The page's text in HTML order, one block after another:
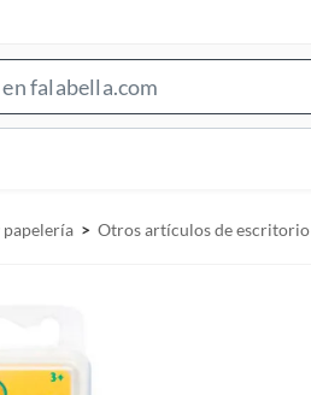
e
h
Otros artículos de